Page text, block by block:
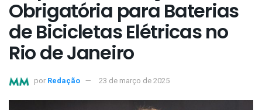
Obrigatória para Baterias
de Bicicletas Elétricas no
Rio de Janeiro
por Redação 23 de março de 2025